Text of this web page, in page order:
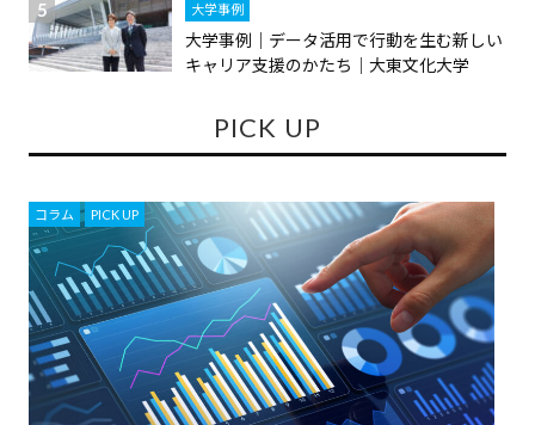
大学事例
大学事例｜データ活用で行動を生む新しい
キャリア支援のかたち｜大東文化大学
PICK UP
コラム , PICK UP